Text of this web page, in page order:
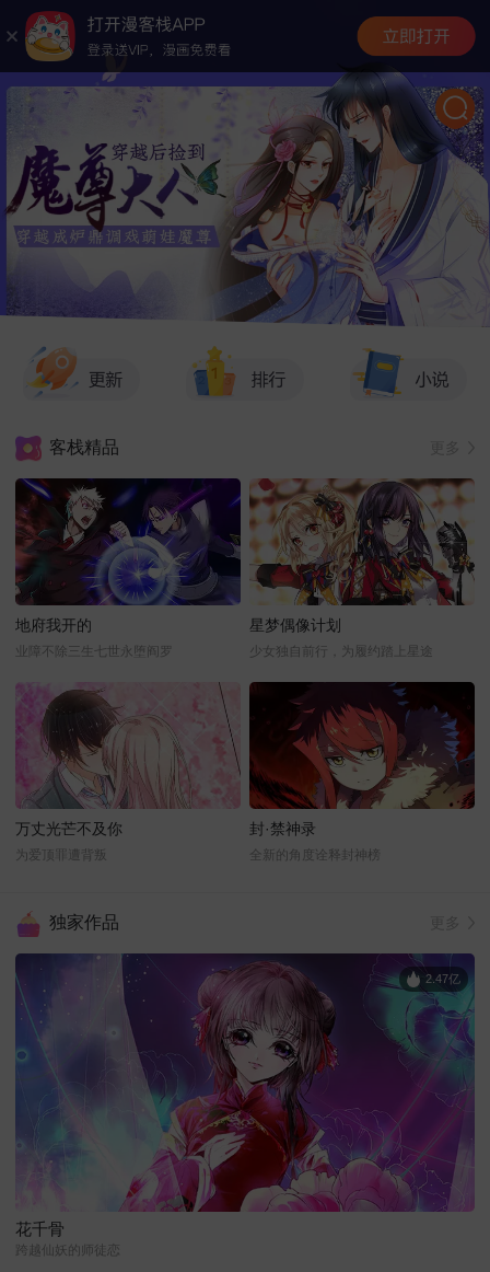
客栈精品
地府我开的
业障不除三生七世永堕阎罗
星梦偶像计划
少女独自前行，为履约踏上星途
万丈光芒不及你
为爱顶罪遭背叛
封·禁神录
全新的角度诠释封神榜
独家作品
花千骨
跨越仙妖的师徒恋
2.47亿